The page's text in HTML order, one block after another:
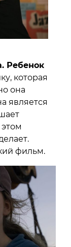
Ребенок
которая
она
является
фильм.